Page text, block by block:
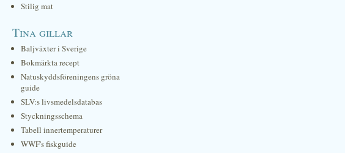
Stilig mat
Tina gillar
Baljväxter i Sverige
Bokmärkta recept
Natuskyddsföreningens gröna
guide
SLV:s livsmedelsdatabas
Styckningsschema
Tabell innertemperaturer
WWF's fiskguide